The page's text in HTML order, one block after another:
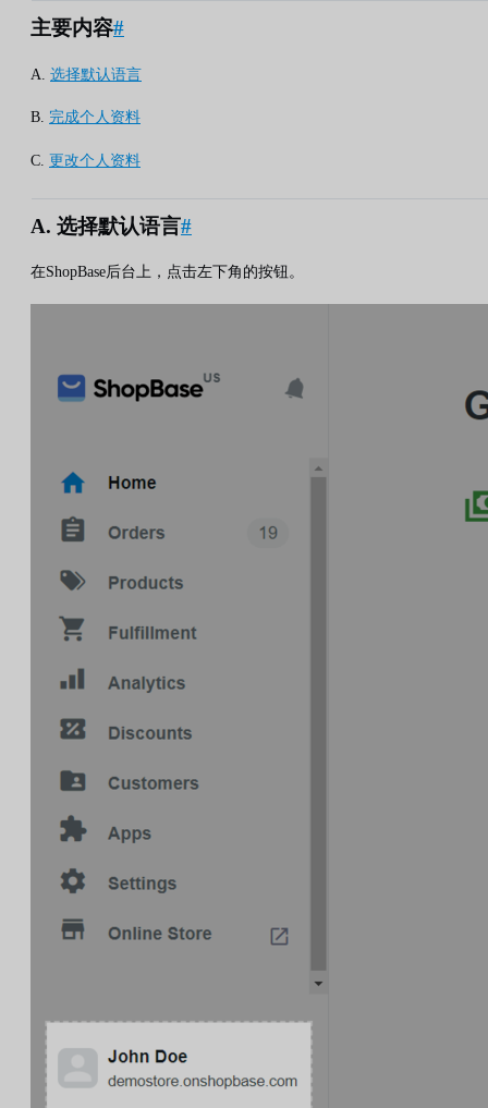
主要内容#
A. 选择默认语言
B. 完成个人资料
C. 更改个人资料
A. 选择默认语言#
在ShopBase后台上，点击左下角的按钮。